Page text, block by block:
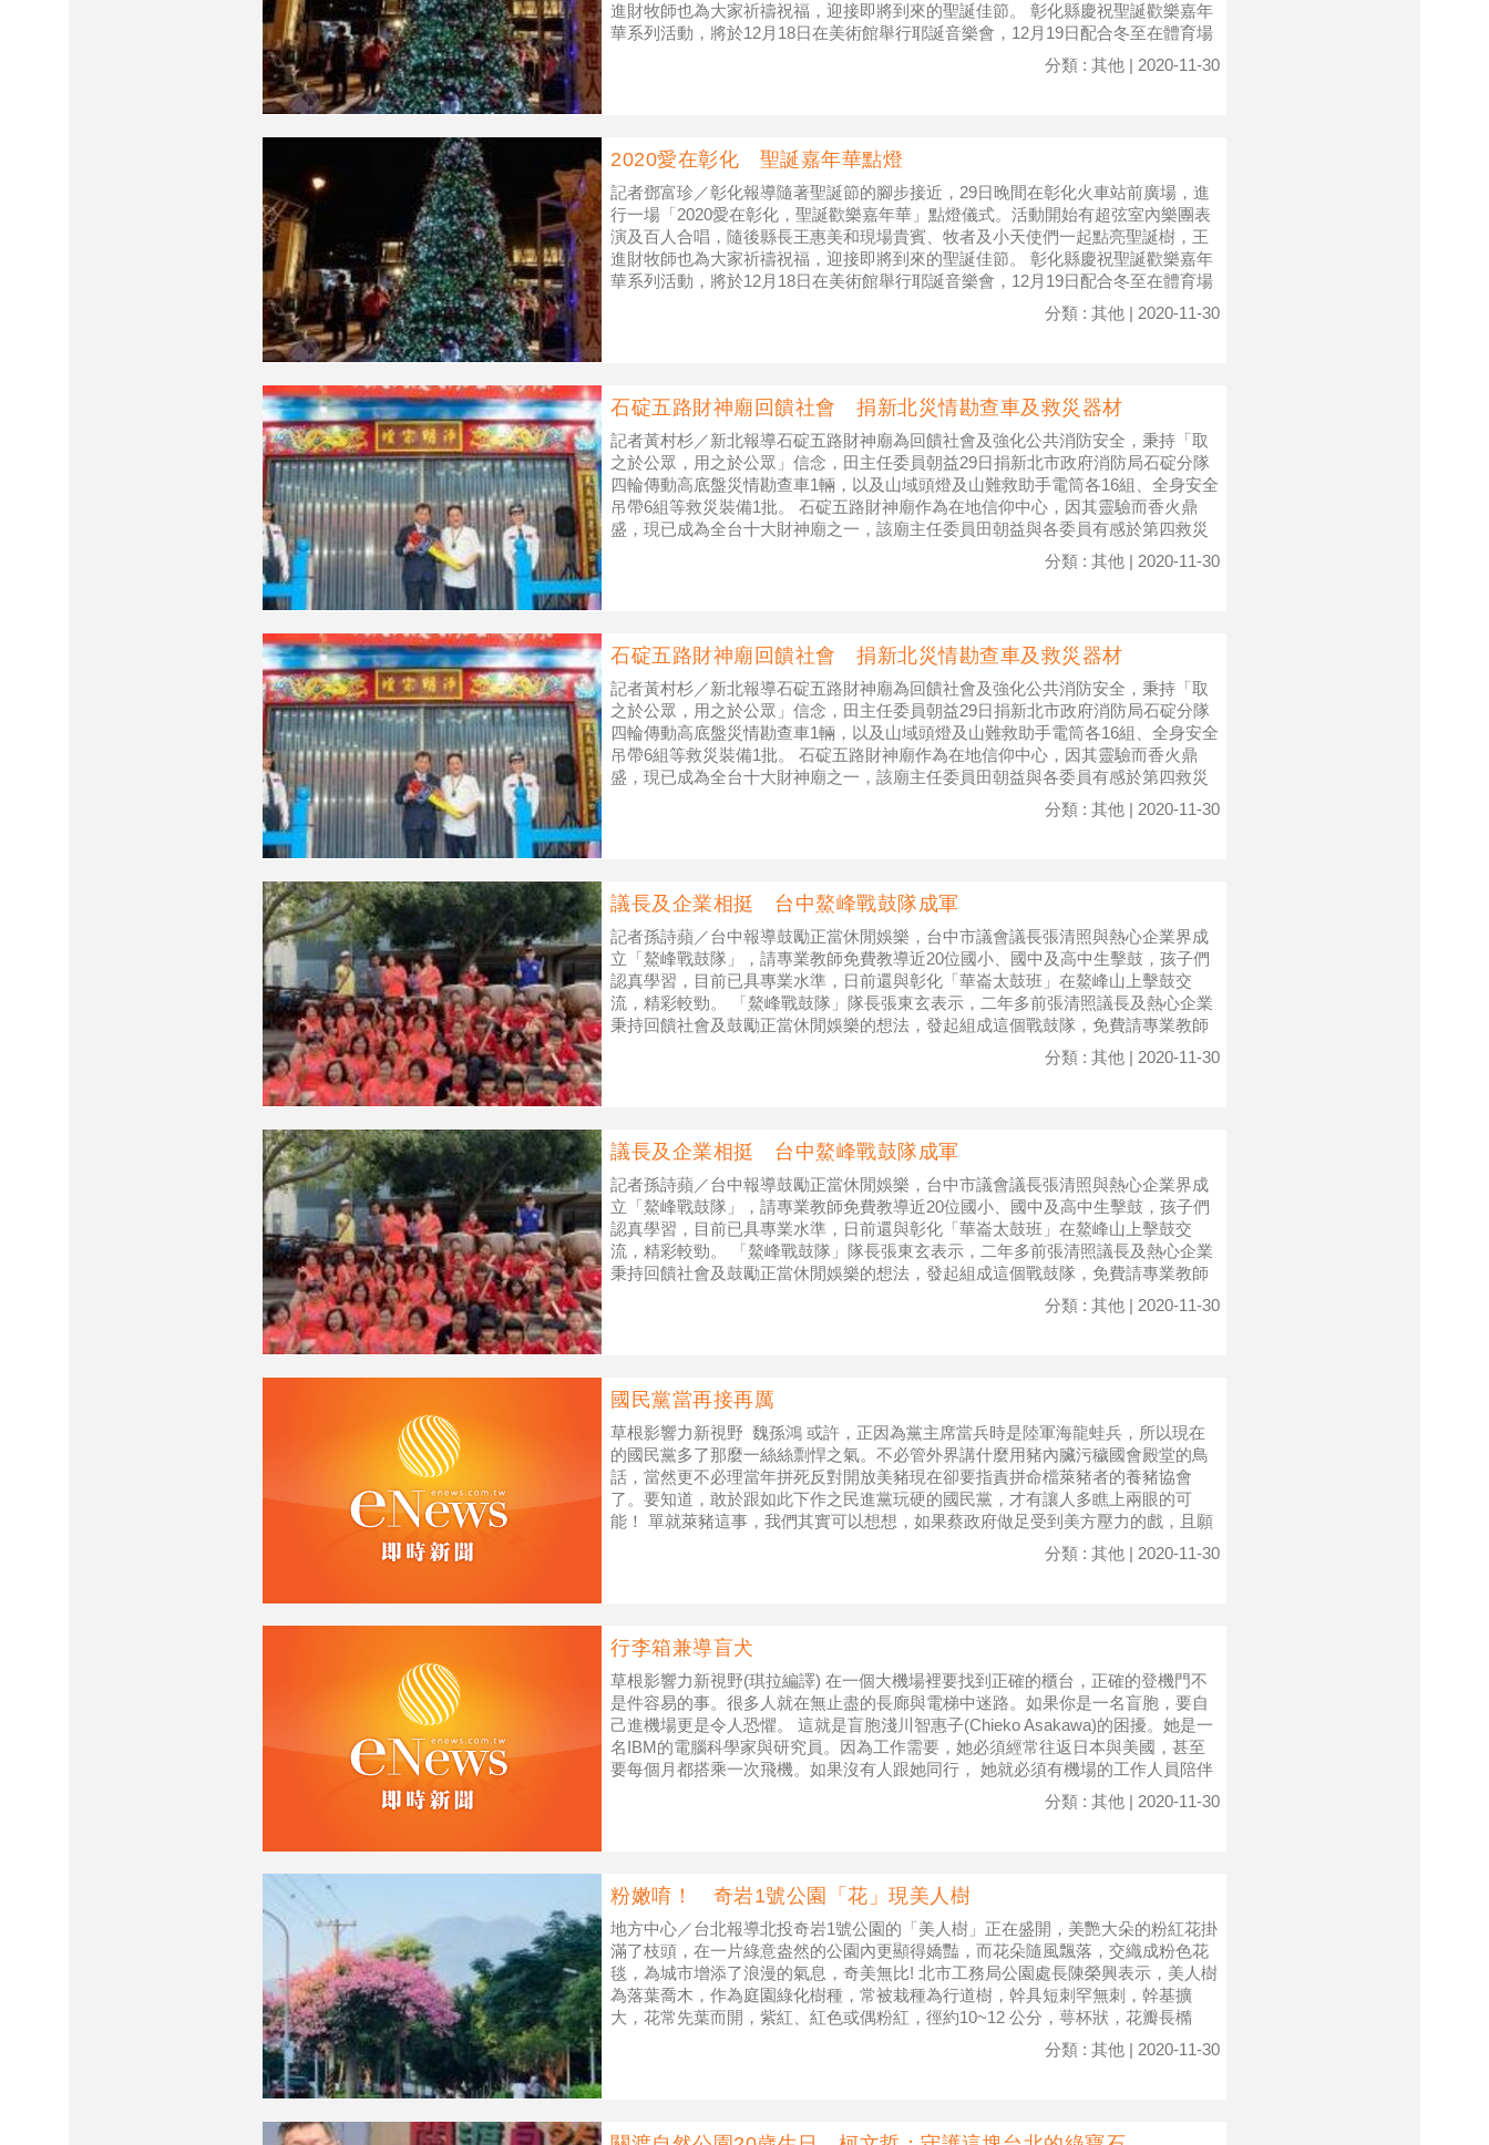
進財牧師也為大家祈禱祝福，迎接即將到來的聖誕佳節。 彰化縣慶祝聖誕歡樂嘉年
華系列活動，將於12月18日在美術館舉行耶誕音樂會，12月19日配合冬至在體育場
分類 : 其他 | 2020-11-30
2020愛在彰化 聖誕嘉年華點燈
記者鄧富珍／彰化報導隨著聖誕節的腳步接近，29日晚間在彰化火車站前廣場，進
行一場「2020愛在彰化，聖誕歡樂嘉年華」點燈儀式。活動開始有超弦室內樂團表
演及百人合唱，隨後縣長王惠美和現場貴賓、牧者及小天使們一起點亮聖誕樹，王
進財牧師也為大家祈禱祝福，迎接即將到來的聖誕佳節。 彰化縣慶祝聖誕歡樂嘉年
華系列活動，將於12月18日在美術館舉行耶誕音樂會，12月19日配合冬至在體育場
分類 : 其他 | 2020-11-30
石碇五路財神廟回饋社會 捐新北災情勘查車及救災器材
記者黃村杉／新北報導石碇五路財神廟為回饋社會及強化公共消防安全，秉持「取
之於公眾，用之於公眾」信念，田主任委員朝益29日捐新北市政府消防局石碇分隊
四輪傳動高底盤災情勘查車1輛，以及山域頭燈及山難救助手電筒各16組、全身安全
吊帶6組等救災裝備1批。 石碇五路財神廟作為在地信仰中心，因其靈驗而香火鼎
盛，現已成為全台十大財神廟之一，該廟主任委員田朝益與各委員有感於第四救災
分類 : 其他 | 2020-11-30
石碇五路財神廟回饋社會 捐新北災情勘查車及救災器材
記者黃村杉／新北報導石碇五路財神廟為回饋社會及強化公共消防安全，秉持「取
之於公眾，用之於公眾」信念，田主任委員朝益29日捐新北市政府消防局石碇分隊
四輪傳動高底盤災情勘查車1輛，以及山域頭燈及山難救助手電筒各16組、全身安全
吊帶6組等救災裝備1批。 石碇五路財神廟作為在地信仰中心，因其靈驗而香火鼎
盛，現已成為全台十大財神廟之一，該廟主任委員田朝益與各委員有感於第四救災
分類 : 其他 | 2020-11-30
議長及企業相挺 台中鰲峰戰鼓隊成軍
記者孫詩蘋／台中報導鼓勵正當休閒娛樂，台中市議會議長張清照與熱心企業界成
立「鰲峰戰鼓隊」，請專業教師免費教導近20位國小、國中及高中生擊鼓，孩子們
認真學習，目前已具專業水準，日前還與彰化「華崙太鼓班」在鰲峰山上擊鼓交
流，精彩較勁。 「鰲峰戰鼓隊」隊長張東玄表示，二年多前張清照議長及熱心企業
秉持回饋社會及鼓勵正當休閒娛樂的想法，發起組成這個戰鼓隊，免費請專業教師
分類 : 其他 | 2020-11-30
議長及企業相挺 台中鰲峰戰鼓隊成軍
記者孫詩蘋／台中報導鼓勵正當休閒娛樂，台中市議會議長張清照與熱心企業界成
立「鰲峰戰鼓隊」，請專業教師免費教導近20位國小、國中及高中生擊鼓，孩子們
認真學習，目前已具專業水準，日前還與彰化「華崙太鼓班」在鰲峰山上擊鼓交
流，精彩較勁。 「鰲峰戰鼓隊」隊長張東玄表示，二年多前張清照議長及熱心企業
秉持回饋社會及鼓勵正當休閒娛樂的想法，發起組成這個戰鼓隊，免費請專業教師
分類 : 其他 | 2020-11-30
國民黨當再接再厲
草根影響力新視野 魏孫鴻 或許，正因為黨主席當兵時是陸軍海龍蛙兵，所以現在
的國民黨多了那麼一絲絲剽悍之氣。不必管外界講什麼用豬內臟污穢國會殿堂的鳥
話，當然更不必理當年拼死反對開放美豬現在卻要指責拼命檔萊豬者的養豬協會
了。要知道，敢於跟如此下作之民進黨玩硬的國民黨，才有讓人多瞧上兩眼的可
能！ 單就萊豬這事，我們其實可以想想，如果蔡政府做足受到美方壓力的戲，且願
分類 : 其他 | 2020-11-30
行李箱兼導盲犬
草根影響力新視野(琪拉編譯) 在一個大機場裡要找到正確的櫃台，正確的登機門不
是件容易的事。很多人就在無止盡的長廊與電梯中迷路。如果你是一名盲胞，要自
己進機場更是令人恐懼。 這就是盲胞淺川智惠子(Chieko Asakawa)的困擾。她是一
名IBM的電腦科學家與研究員。因為工作需要，她必須經常往返日本與美國，甚至
要每個月都搭乘一次飛機。如果沒有人跟她同行， 她就必須有機場的工作人員陪伴
分類 : 其他 | 2020-11-30
粉嫩唷！ 奇岩1號公園「花」現美人樹
地方中心／台北報導北投奇岩1號公園的「美人樹」正在盛開，美艷大朵的粉紅花掛
滿了枝頭，在一片綠意盎然的公園內更顯得嬌豔，而花朵隨風飄落，交織成粉色花
毯，為城市增添了浪漫的氣息，奇美無比! 北市工務局公園處長陳榮興表示，美人樹
為落葉喬木，作為庭園綠化樹種，常被栽種為行道樹，幹具短刺罕無刺，幹基擴
大，花常先葉而開，紫紅、紅色或偶粉紅，徑約10~12 公分，萼杯狀，花瓣長橢
分類 : 其他 | 2020-11-30